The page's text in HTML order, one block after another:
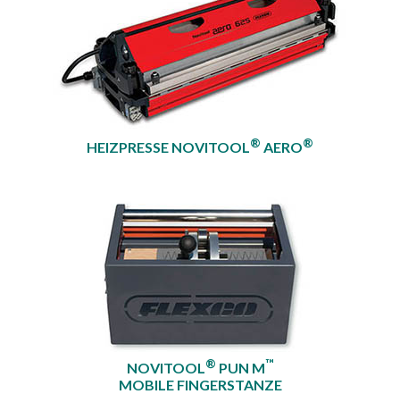
HEIZPRESSE NOVITOOL® AERO®
NOVITOOL® PUN M™
MOBILE FINGERSTANZE